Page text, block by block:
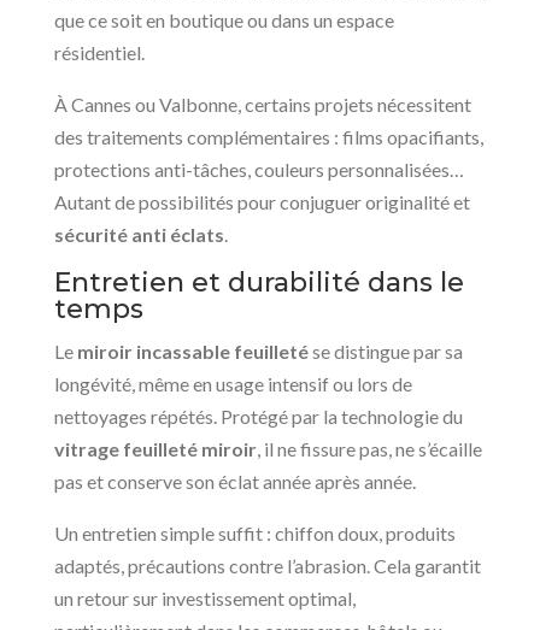
que ce soit en boutique ou dans un espace
résidentiel.
À Cannes ou Valbonne, certains projets nécessitent
des traitements complémentaires : films opacifiants,
protections anti-tâches, couleurs personnalisées…
Autant de possibilités pour conjuguer originalité et
sécurité anti éclats.
Entretien et durabilité dans le
temps
Le miroir incassable feuilletése distingue par sa
longévité, même en usage intensif ou lors de
nettoyages répétés. Protégé par la technologie du
vitrage feuilleté miroir, il ne fissure pas, ne s’écaille
pas et conserve son éclat année après année.
Un entretien simple suffit : chiffon doux, produits
adaptés, précautions contre l’abrasion. Cela garantit
un retour sur investissement optimal,